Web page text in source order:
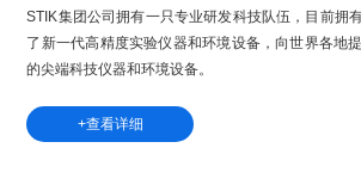
STIK集团公司拥有一只专业研发科技队伍，目前拥
了新一代高精度实验仪器和环境设备，向世界各地
的尖端科技仪器和环境设备。
+查看详细